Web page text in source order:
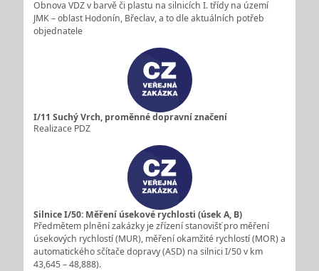
Obnova VDZ v barvě či plastu na silnicích I. třídy na území
JMK – oblast Hodonín, Břeclav, a to dle aktuálních potřeb
objednatele
I/11 Suchý Vrch, proměnné dopravní značení
Realizace PDZ
Silnice I/50: Měření úsekové rychlosti (úsek A, B)
Předmětem plnění zakázky je zřízení stanovišť pro měření
úsekových rychlostí (MUR), měření okamžité rychlostí (MOR) a
automatického sčítače dopravy (ASD) na silnici I/50 v km
43,645 – 48,888).